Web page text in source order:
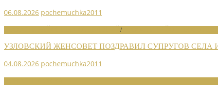
06.08.2026 pochemuchka2011
/
УЗЛОВСКИЙ ЖЕНСОВЕТ ПОЗДРАВИЛ СУПРУГОВ СЕЛА
04.08.2026 pochemuchka2011